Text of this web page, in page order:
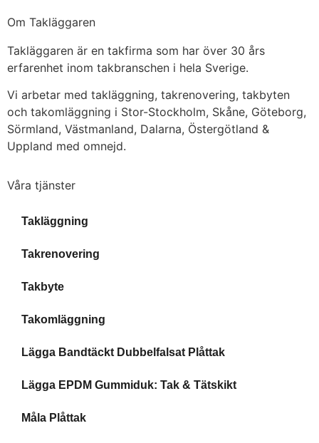
Om Takläggaren
Takläggaren är en takfirma som har över 30 års
erfarenhet inom takbranschen i hela Sverige.
Vi arbetar med takläggning, takrenovering, takbyten
och takomläggning i Stor-Stockholm, Skåne, Göteborg,
Sörmland, Västmanland, Dalarna, Östergötland &
Uppland med omnejd.
Våra tjänster
Takläggning
Takrenovering
Takbyte
Takomläggning
Lägga Bandtäckt Dubbelfalsat Plåttak
Lägga EPDM Gummiduk: Tak & Tätskikt
Måla Plåttak